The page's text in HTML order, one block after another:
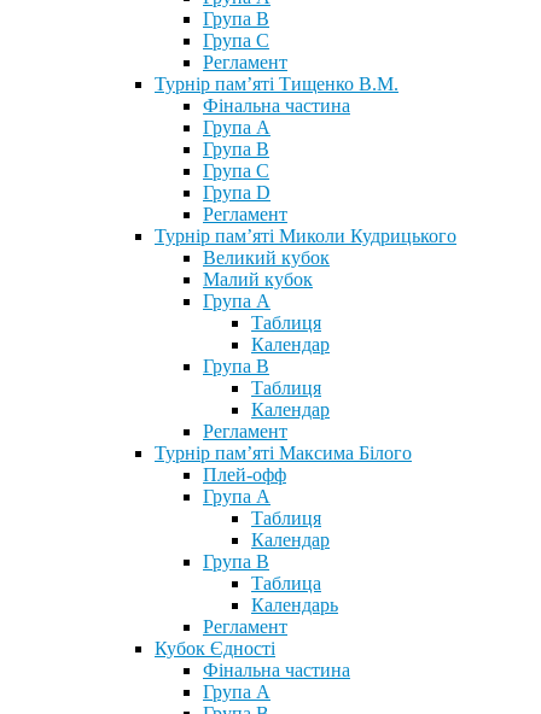
Група В
Група С
Регламент
Турнір пам’яті Тищенко В.М.
Фінальна частина
Група А
Група В
Група С
Група D
Регламент
Турнір пам’яті Миколи Кудрицького
Великий кубок
Малий кубок
Група А
Таблиця
Календар
Група В
Таблиця
Календар
Регламент
Турнір пам’яті Максима Білого
Плей-офф
Група А
Таблиця
Календар
Група В
Таблица
Календарь
Регламент
Кубок Єдності
Фінальна частина
Група А